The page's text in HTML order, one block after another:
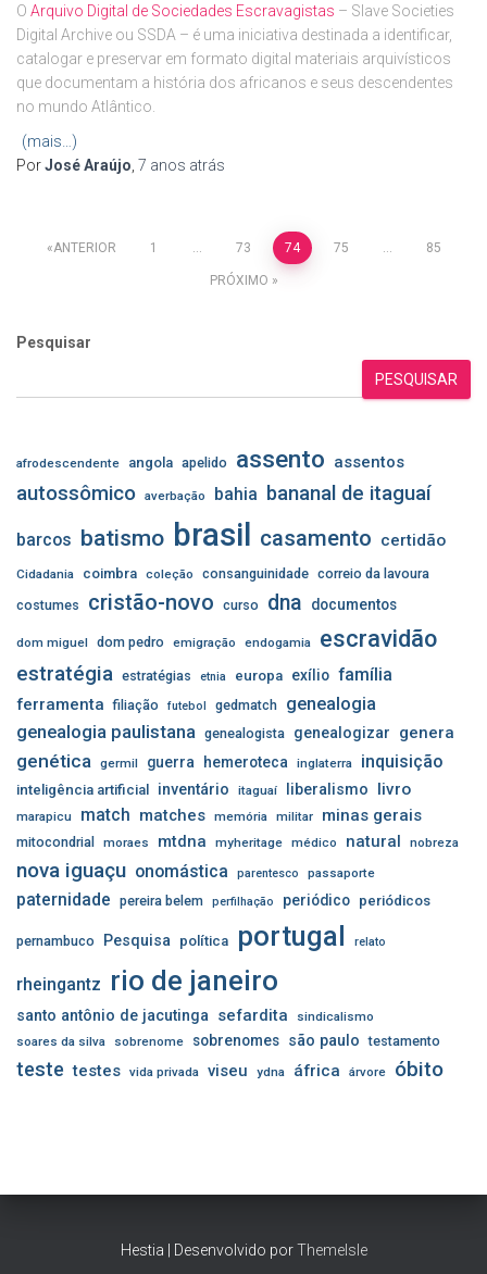
O Arquivo Digital de Sociedades Escravagistas – Slave Societies
Digital Archive ou SSDA – é uma iniciativa destinada a identificar,
catalogar e preservar em formato digital materiais arquivísticos
que documentam a história dos africanos e seus descendentes
no mundo Atlântico.
(mais…)
PorJosé Araújo 7 anos atrás
Paginação
posts
ANTERIOR 1 … 73 74 75 … 85
PRÓXIMO
Pesquisar
PESQUISAR
afrodescendente angola apelido assento assentos
autossômico averbação bahia bananal de itaguaí
barcos batismo brasil casamento certidão
Cidadania coimbra coleção consanguinidade correio da lavoura
costumes
cristão-novo curso dna documentos
dom miguel dom pedro emigração endogamia escravidão
estratégia estratégias etnia europa exílio família
ferramenta filiação futebol gedmatch genealogia
genealogia paulistana genealogista genealogizar genera
genética germil guerra hemeroteca inglaterra inquisição
inteligência artificial inventário itaguaí liberalismo livro
marapicu match matches memória militar minas gerais
mitocondrial moraes mtdna myheritage médico natural nobreza
nova iguaçu onomástica parentesco passaporte
paternidade pereira belem perfilhação periódico periódicos
pernambuco Pesquisa política portugal relato
rheingantz rio de janeiro
santo antônio de jacutinga sefardita
sindicalismo
soares da silva
sobrenome sobrenomes são paulo testamento
teste testes vida privada viseu ydna áfrica árvore óbito
Hestia | Desenvolvido porThemeIsle